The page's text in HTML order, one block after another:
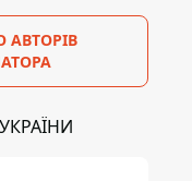
АВТОРІВ